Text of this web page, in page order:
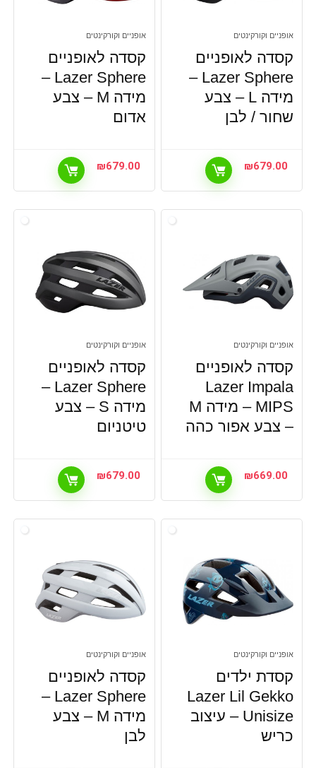
אופניים וקורקינטים
קסדה לאופניים
Lazer Sphere –
מידה L – צבע
שחור / לבן
₪679.00
אופניים וקורקינטים
קסדה לאופניים
Lazer Sphere –
מידה M – צבע
אדום
₪679.00
אופניים וקורקינטים
קסדה לאופניים
Lazer Impala
MIPS – מידה M
– צבע אפור כהה
₪669.00
אופניים וקורקינטים
קסדה לאופניים
Lazer Sphere –
מידה S – צבע
טיטניום
₪679.00
אופניים וקורקינטים
קסדת ילדים
Lazer Lil Gekko
Unisize – עיצוב
כריש
אופניים וקורקינטים
קסדה לאופניים
Lazer Sphere –
מידה M – צבע
לבן